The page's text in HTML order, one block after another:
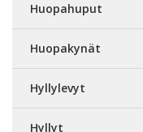
Huopahuput
Huopakynät
Hyllylevyt
Hyllyt